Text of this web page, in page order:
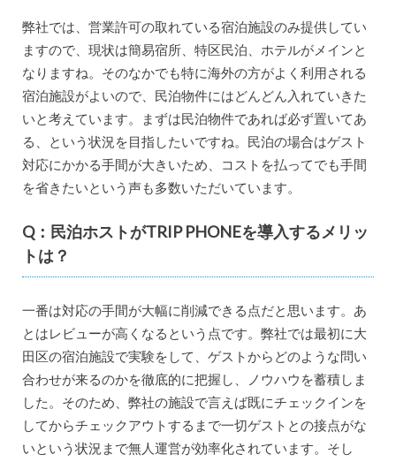
弊社では、営業許可の取れている宿泊施設のみ提供してい
ますので、現状は簡易宿所、特区民泊、ホテルがメインと
なりますね。そのなかでも特に海外の方がよく利用される
宿泊施設がよいので、民泊物件にはどんどん入れていきた
いと考えています。まずは民泊物件であれば必ず置いてあ
る、という状況を目指したいですね。民泊の場合はゲスト
対応にかかる手間が大きいため、コストを払ってでも手間
を省きたいという声も多数いただいています。
Q：民泊ホストがTRIP PHONEを導入するメリッ
トは？
一番は対応の手間が大幅に削減できる点だと思います。あ
とはレビューが高くなるという点です。弊社では最初に大
田区の宿泊施設で実験をして、ゲストからどのような問い
合わせが来るのかを徹底的に把握し、ノウハウを蓄積しま
した。そのため、弊社の施設で言えば既にチェックインを
してからチェックアウトするまで一切ゲストとの接点がな
いという状況まで無人運営が効率化されています。そし